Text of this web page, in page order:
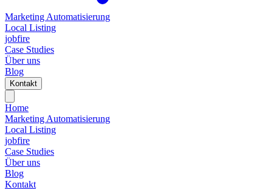
Marketing Automatisierung
Local Listing
jobfire
Case Studies
Über uns
Blog
Kontakt
Home
Marketing Automatisierung
Local Listing
jobfire
Case Studies
Über uns
Blog
Kontakt